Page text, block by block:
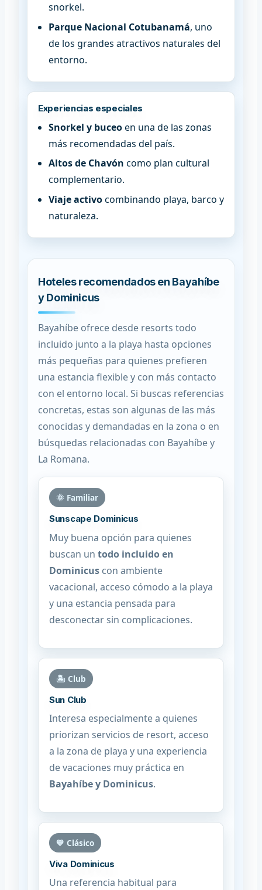
snorkel.
Parque Nacional Cotubanamá, uno
de los grandes atractivos naturales del
entorno.
Experiencias especiales
Snorkel y buceoen una de las zonas
más recomendadas del país.
Altos de Chavón como plan cultural
complementario.
Viaje activocombinando playa, barco y
naturaleza.
Hoteles recomendados en Bayahíbe
y Dominicus
Bayahíbe ofrece desde resorts todo
incluido junto a la playa hasta opciones
más pequeñas para quienes prefieren
una estancia flexible y con más contacto
con el entorno local. Si buscas referencias
concretas, estas son algunas de las más
conocidas y demandadas en la zona o en
búsquedas relacionadas con Bayahíbe y
La Romana.
🌞 Familiar
Sunscape Dominicus
Muy buena opción para quienes
buscan un todo incluido en
Dominicus con ambiente
vacacional, acceso cómodo a la playa
y una estancia pensada para
desconectar sin complicaciones.
🏝️ Club
Sun Club
Interesa especialmente a quienes
priorizan servicios de resort, acceso
a la zona de playa y una experiencia
de vacaciones muy práctica en
Bayahíbe y Dominicus.
💙 Clásico
Viva Dominicus
Una referencia habitual para